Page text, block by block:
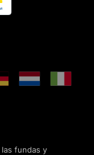
fundas y